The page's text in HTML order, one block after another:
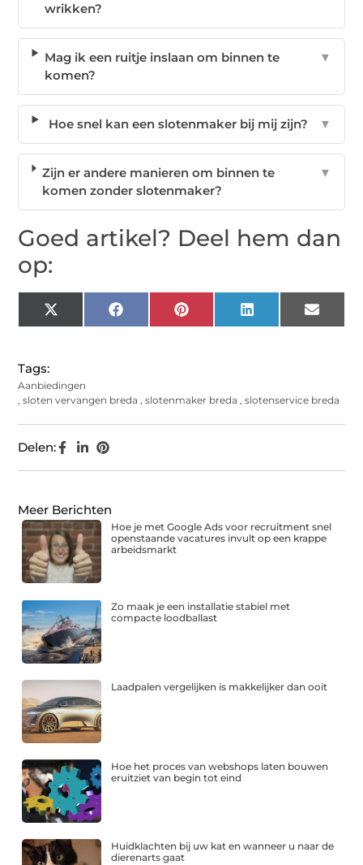
wrikken?
Mag ik een ruitje inslaan om binnen te
komen?
▼
Hoe snel kan een slotenmaker bij mij zijn? ▼
Zijn er andere manieren om binnen te
komen zonder slotenmaker?
▼
Goed artikel? Deel hem dan
op:
X
(Twitter)
Facebook Pinterest LinkedIn Email
Tags:
Aanbiedingen
,sloten vervangen breda ,slotenmaker breda ,slotenservice breda
Delen:
Meer Berichten
Hoe je met Google Ads voor recruitment snel
openstaande vacatures invult op een krappe
arbeidsmarkt
Zo maak je een installatie stabiel met
compacte loodballast
Laadpalen vergelijken is makkelijker dan ooit
Hoe het proces van webshops laten bouwen
eruitziet van begin tot eind
Huidklachten bij uw kat en wanneer u naar de
dierenarts gaat